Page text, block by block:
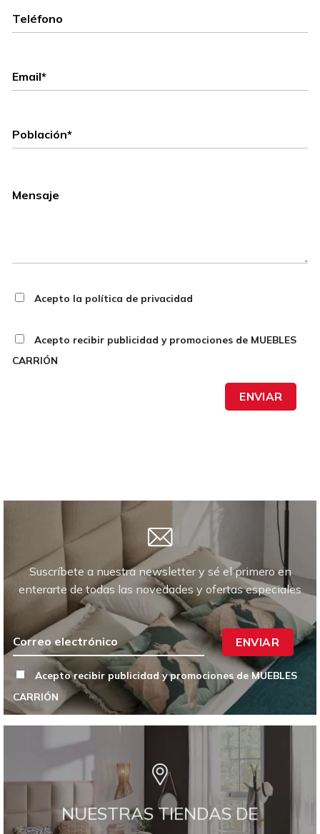
Acepto la política de privacidad
Acepto recibir publicidad y promociones de MUEBLES
CARRIÓN
ENVIAR
Suscríbete a nuestra newsletter y sé el primero en
enterarte de todas las novedades y ofertas especiales
Acepto recibir publicidad y promociones de MUEBLES
CARRIÓN
ENVIAR
NUESTRAS TIENDAS DE